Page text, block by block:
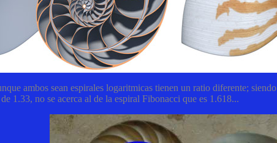
ambos sean espirales logaritmicas tienen un ratio diferente;
1.33, no se acerca al de la espiral Fibonacci que es 1.618...